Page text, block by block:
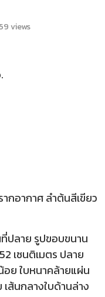
views
กอากาศ ลำต้นสีเขียว
ที่ปลาย รูปขอบขนาน
เซนติเมตร ปลาย
อย ใบหนาคล้ายแผ่น
ส้นกลางใบด้านล่าง